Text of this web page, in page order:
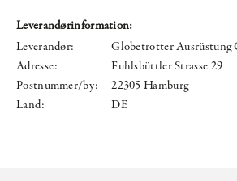
Leverandørinformation:
Leverandør:
Globetrotter Ausrüstung
Adresse:
Fuhlsbüttler Strasse 29
Postnummer/by:
22305 Hamburg
Land:
DE